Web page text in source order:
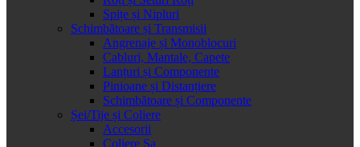
Spițe și Nipluri
Schimbătoare și Transmisii
Angrenaje și Monoblocuri
Cabluri, Mantale, Capete
Lanțuri și Componente
Pinioane și Distanțiere
Schimbătoare și Componente
Șei/Tije și Coliere
Accesorii
Coliere Șa